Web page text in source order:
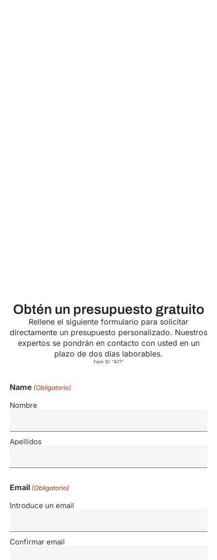
Obtén un presupuesto gratuito
Rellene el siguiente formulario para solicitar
directamente un presupuesto personalizado. Nuestros
expertos se pondrán en contacto con usted en un
plazo de dos días laborables.
Form ID: “477”
Name (Obligatorio)
Nombre
Apellidos
Email (Obligatorio)
Introduce un email
Confirmar email